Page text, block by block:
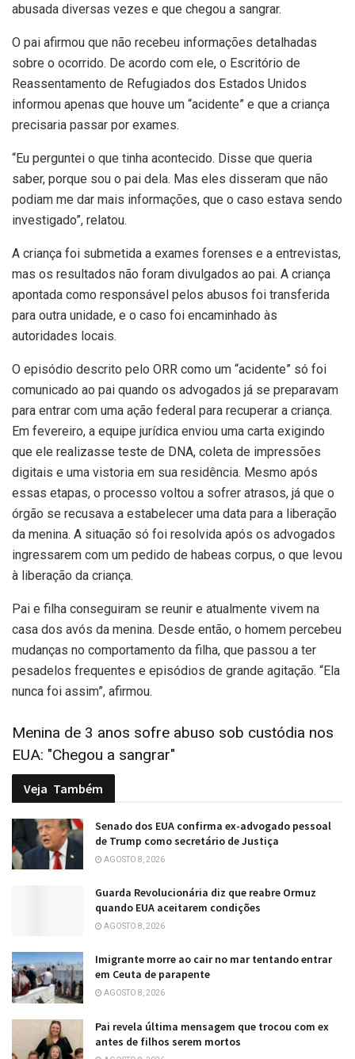
abusada diversas vezes e que chegou a sangrar.
O pai afirmou que não recebeu informações detalhadas
sobre o ocorrido. De acordo com ele, o Escritório de
Reassentamento de Refugiados dos Estados Unidos
informou apenas que houve um “acidente” e que a criança
precisaria passar por exames.
“Eu perguntei o que tinha acontecido. Disse que queria
saber, porque sou o pai dela. Mas eles disseram que não
podiam me dar mais informações, que o caso estava sendo
investigado”, relatou.
A criança foi submetida a exames forenses e a entrevistas,
mas os resultados não foram divulgados ao pai. A criança
apontada como responsável pelos abusos foi transferida
para outra unidade, e o caso foi encaminhado às
autoridades locais.
O episódio descrito pelo ORR como um “acidente” só foi
comunicado ao pai quando os advogados já se preparavam
para entrar com uma ação federal para recuperar a criança.
Em fevereiro, a equipe jurídica enviou uma carta exigindo
que ele realizasse teste de DNA, coleta de impressões
digitais e uma vistoria em sua residência. Mesmo após
essas etapas, o processo voltou a sofrer atrasos, já que o
órgão se recusava a estabelecer uma data para a liberação
da menina. A situação só foi resolvida após os advogados
ingressarem com um pedido de habeas corpus, o que levou
à liberação da criança.
Pai e filha conseguiram se reunir e atualmente vivem na
casa dos avós da menina. Desde então, o homem percebeu
mudanças no comportamento da filha, que passou a ter
pesadelos frequentes e episódios de grande agitação. “Ela
nunca foi assim”, afirmou.
Menina de 3 anos sofre abuso sob custódia nos
EUA: "Chegou a sangrar"
Veja Também
Senado dos EUA confirma ex-advogado pessoal
de Trump como secretário de Justiça
AGOSTO 8, 2026
Guarda Revolucionária diz que reabre Ormuz
quando EUA aceitarem condições
AGOSTO 8, 2026
Imigrante morre ao cair no mar tentando entrar
em Ceuta de parapente
AGOSTO 8, 2026
Pai revela última mensagem que trocou com ex
antes de filhos serem mortos